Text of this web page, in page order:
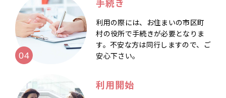
利用の際には、お住まいの市区町
村の役所で手続きが必要となりま
す。不安な方は同行しますので、ご
安心下さい。
利用開始